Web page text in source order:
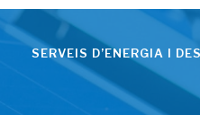
SERVEIS D’ENERGIA I